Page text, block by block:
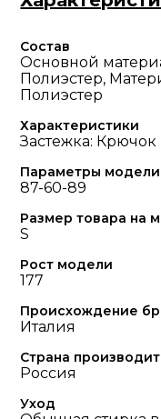
Состав
Основной
Полиэстер,
Полиэстер
Характеристики
Застежка: Крючок
Параметры модели
87-60-89
Размер товара на
S
Рост модели
177
Происхождение
Италия
Страна
Россия
Уход